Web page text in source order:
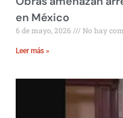
en México
6 de mayo, 2026 No hay
Leer más »